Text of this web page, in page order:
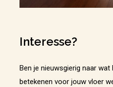
Interesse?
Ben je nieuwsgierig naar wat
betekenen voor jouw vloer